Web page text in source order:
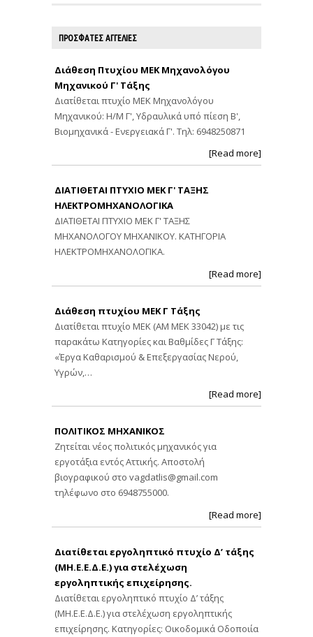
ΠΡΟΣΦΑΤΕΣ ΑΓΓΕΛΙΕΣ
Διάθεση Πτυχίου ΜΕΚ Μηχανολόγου
Μηχανικού Γ' Τάξης
Διατίθεται πτυχίο ΜΕΚ Μηχανολόγου
Μηχανικού: Η/Μ Γ', Υδραυλικά υπό πίεση Β',
Βιομηχανικά - Ενεργειακά Γ'. Τηλ: 6948250871
[Read more]
ΔΙΑΤΙΘΕΤΑΙ ΠΤΥΧΙΟ ΜΕΚ Γ' ΤΑΞΗΣ
ΗΛΕΚΤΡΟΜΗΧΑΝΟΛΟΓΙΚΑ
ΔΙΑΤΙΘΕΤΑΙ ΠΤΥΧΙΟ ΜΕΚ Γ' ΤΑΞΗΣ
ΜΗΧΑΝΟΛΟΓΟΥ ΜΗΧΑΝΙΚΟΥ. ΚΑΤΗΓΟΡΙΑ
ΗΛΕΚΤΡΟΜΗΧΑΝΟΛΟΓΙΚΑ.
[Read more]
Διάθεση πτυχίου ΜΕΚ Γ Τάξης
Διατίθεται πτυχίο ΜΕΚ (ΑΜ ΜΕΚ 33042) με τις
παρακάτω Κατηγορίες και Βαθμίδες Γ Τάξης:
«Έργα Καθαρισμού & Επεξεργασίας Νερού,
Υγρών,…
[Read more]
ΠΟΛΙΤΙΚΟΣ ΜΗΧΑΝΙΚΟΣ
Ζητείται νέος πολιτικός μηχανικός για
εργοτάξια εντός Αττικής. Αποστολή
βιογραφικού στο vagdatlis@gmail.com
τηλέφωνο στο 6948755000.
[Read more]
Διατίθεται εργοληπτικό πτυχίο Δ’ τάξης
(ΜΗ.Ε.Ε.Δ.Ε.) για στελέχωση
εργοληπτικής επιχείρησης.
Διατίθεται εργοληπτικό πτυχίο Δ’ τάξης
(ΜΗ.Ε.Ε.Δ.Ε.) για στελέχωση εργοληπτικής
επιχείρησης. Κατηγορίες: Οικοδομικά Οδοποιία